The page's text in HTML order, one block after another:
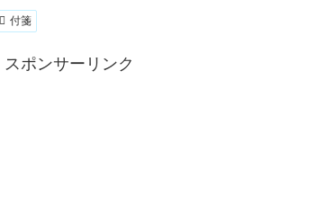
付箋
スポンサーリンク